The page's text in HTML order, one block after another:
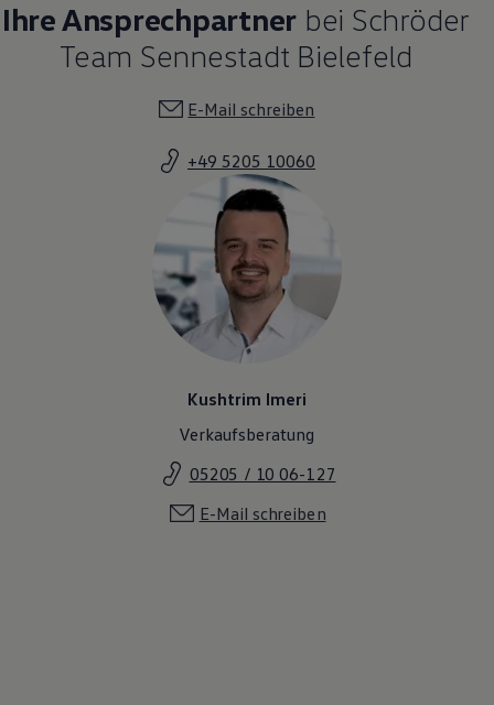
Ihre Ansprechpartner bei Schröder
Team Sennestadt Bielefeld
E-Mail schreiben
+49 5205 10060
Kushtrim Imeri
Verkaufsberatung
05205 / 10 06-127
E-Mail schreiben